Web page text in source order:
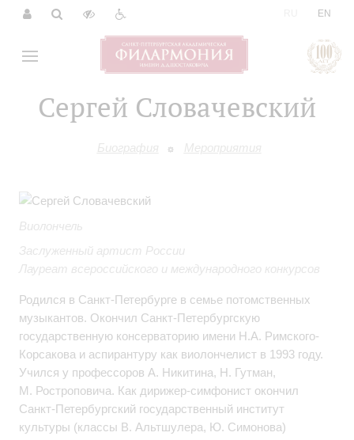
EN
Сергей Словачевский
Биография Мероприятия
Виолончель
Заслуженный артист России
Лауреат всероссийского и международного конкурсов
Родился в Санкт-Петербурге в семье потомственных
музыкантов. Окончил Санкт-Петербургскую
государственную консерваторию имени Н.А. Римского-
Корсакова и аспирантуру как виолончелист в 1993 году.
Учился у профессоров А. Никитина, Н. Гутман,
М. Ростроповича. Как дирижер-симфонист окончил
Санкт-Петербургский государственный институт
культуры (классы В. Альтшулера, Ю. Симонова)